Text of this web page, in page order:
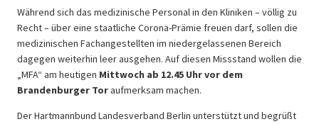
Während sich das medizinische Personal in den Kliniken – völlig zu
Recht – über eine staatliche Corona-Prämie freuen darf, sollen die
medizinischen Fachangestellten im niedergelassenen Bereich
dagegen weiterhin leer ausgehen. Auf diesen Missstand wollen die
„MFA“ am heutigen Mittwoch ab 12.45 Uhr vor dem
Brandenburger Toraufmerksam machen.
Der Hartmannbund Landesverband Berlin unterstützt und begrüßt